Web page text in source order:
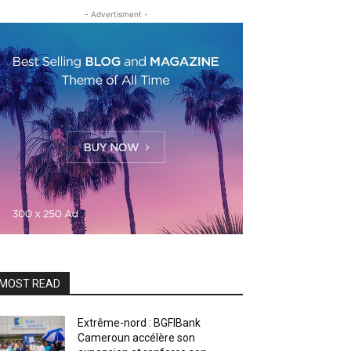
- Advertisment -
READ
Extrême-nord : BGFIBank
Cameroun accélère son